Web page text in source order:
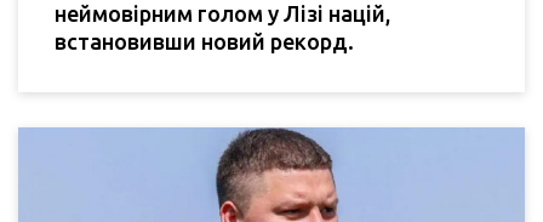
неймовірним голом у Лізі націй,
встановивши новий рекорд.